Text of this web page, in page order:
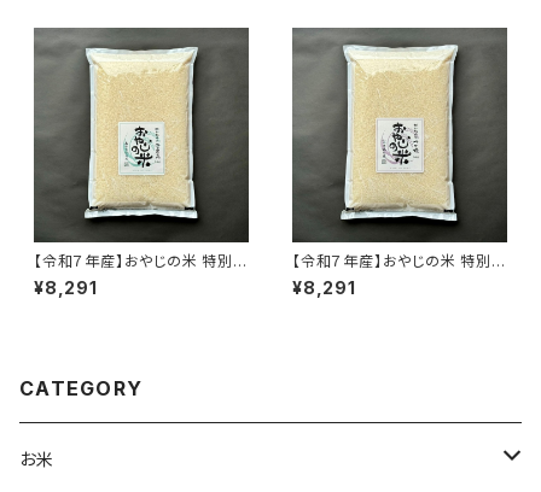
【令和７年産】おやじの米 特別栽
培米雪若丸【農薬7割減・化学肥
料9割減】白米 5kg
¥8,291
【令和７年産】おやじの米 特別栽
培米つや姫【農薬7割減・化学肥
料9割減】白米 5kg
¥8,291
CATEGORY
お米